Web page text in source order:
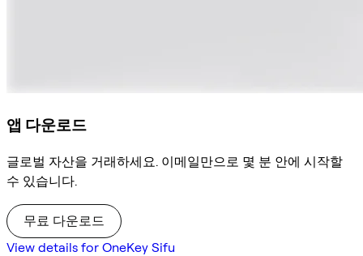
앱 다운로드
글로벌 자산을 거래하세요. 이메일만으로 몇 분 안에 시작할
수 있습니다.
무료 다운로드
View details for OneKey Sifu